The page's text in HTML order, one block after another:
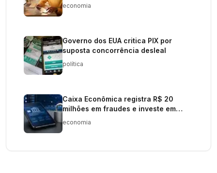
economia
Governo dos EUA critica PIX por
suposta concorrência desleal
política
Caixa Econômica registra R$ 20
milhões em fraudes e investe em
segurança
economia